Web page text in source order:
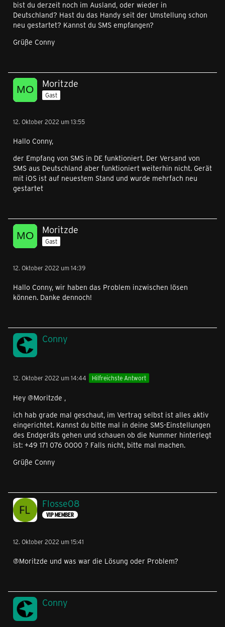
bist du derzeit noch im Ausland, oder wieder in
Deutschland? Hast du das Handy seit der Umstellung schon
neu gestartet? Kannst du SMS empfangen?
Grüße Conny
Moritzde
Gast
12. Oktober 2022 um 13:55
Hallo Conny,
der Empfang von SMS in DE funktioniert. Der Versand von
SMS aus Deutschland aber funktioniert weiterhin nicht. Gerät
mit iOS ist auf neuestem Stand und wurde mehrfach neu
gestartet
Moritzde
Gast
12. Oktober 2022 um 14:39
Hallo Conny, wir haben das Problem inzwischen lösen
können. Danke dennoch!
Conny
12. Oktober 2022 um 14:44 Hilfreichste Antwort
Hey @Moritzde ,
ich hab grade mal geschaut, im Vertrag selbst ist alles aktiv
eingerichtet. Kannst du bitte mal in deine SMS-Einstellungen
des Endgeräts gehen und schauen ob die Nummer hinterlegt
ist: +49 171 076 0000 ? Falls nicht, bitte mal machen.
Grüße Conny
Flosse08
VIP MEMBER
12. Oktober 2022 um 15:41
@Moritzde und was war die Lösung oder Problem?
Conny